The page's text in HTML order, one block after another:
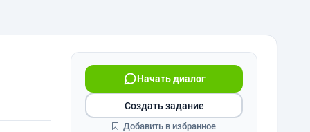
Начать диалог
Создать задание
Добавить в избранное